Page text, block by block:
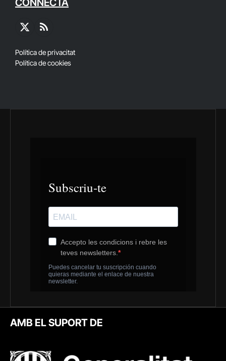
X
RSS
Política de privacitat
Política de cookies
AMB EL SUPORT DE